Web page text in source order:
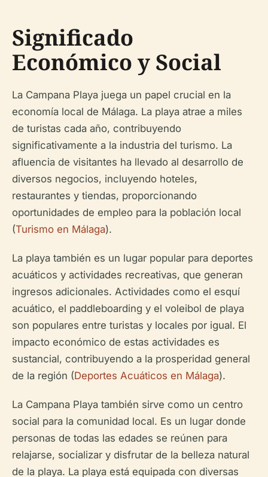
Significado
Económico y Social
La Campana Playa juega un papel crucial en la
economía local de Málaga. La playa atrae a miles
de turistas cada año, contribuyendo
significativamente a la industria del turismo. La
afluencia de visitantes ha llevado al desarrollo de
diversos negocios, incluyendo hoteles,
restaurantes y tiendas, proporcionando
oportunidades de empleo para la población local
(Turismo en Málaga).
La playa también es un lugar popular para deportes
acuáticos y actividades recreativas, que generan
ingresos adicionales. Actividades como el esquí
acuático, el paddleboarding y el voleibol de playa
son populares entre turistas y locales por igual. El
impacto económico de estas actividades es
sustancial, contribuyendo a la prosperidad general
de la región (Deportes Acuáticos en Málaga).
La Campana Playa también sirve como un centro
social para la comunidad local. Es un lugar donde
personas de todas las edades se reúnen para
relajarse, socializar y disfrutar de la belleza natural
de la playa. La playa está equipada con diversas